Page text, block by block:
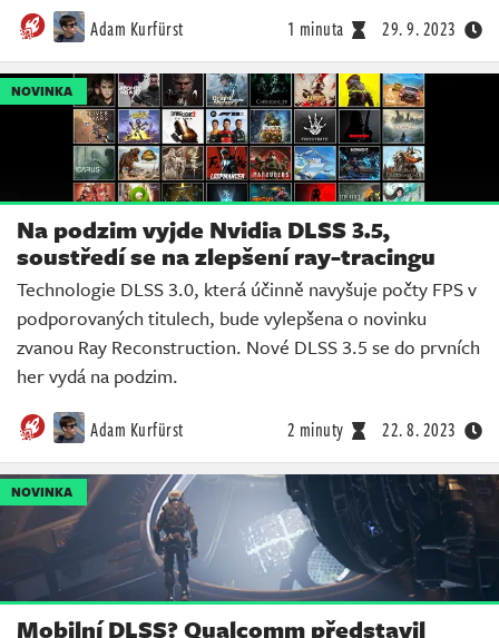
Adam Kurfürst 1 minuta 29. 9. 2023
NOVINKA
Na podzim vyjde Nvidia DLSS 3.5,
soustředí se na zlepšení ray-tracingu
Technologie DLSS 3.0, která účinně navyšuje počty FPS v
podporovaných titulech, bude vylepšena o novinku
zvanou Ray Reconstruction. Nové DLSS 3.5 se do prvních
her vydá na podzim.
Adam Kurfürst 2 minuty 22. 8. 2023
NOVINKA
Mobilní DLSS? Qualcomm představil